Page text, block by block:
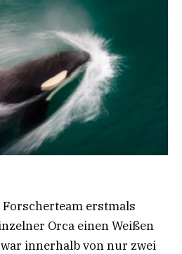
erstmals
Orca einen Weißen
innerhalb von nur zwei